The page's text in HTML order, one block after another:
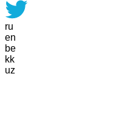
ru
en
be
kk
uz